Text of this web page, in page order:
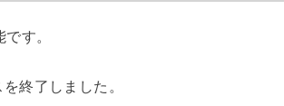
す。
終了しました。